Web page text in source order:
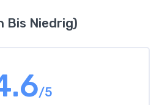
Bis Niedrig)
/5